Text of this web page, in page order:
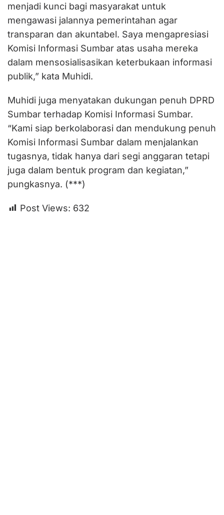
menjadi kunci bagi masyarakat untuk
mengawasi jalannya pemerintahan agar
transparan dan akuntabel. Saya mengapresiasi
Komisi Informasi Sumbar atas usaha mereka
dalam mensosialisasikan keterbukaan informasi
publik,” kata Muhidi.
Muhidi juga menyatakan dukungan penuh DPRD
Sumbar terhadap Komisi Informasi Sumbar.
“Kami siap berkolaborasi dan mendukung penuh
Komisi Informasi Sumbar dalam menjalankan
tugasnya, tidak hanya dari segi anggaran tetapi
juga dalam bentuk program dan kegiatan,”
pungkasnya. (***)
Post Views: 632